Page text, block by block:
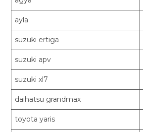
ayla
suzuki ertiga
suzuki apv
suzuki xl7
daihatsu grandmax
toyota yaris